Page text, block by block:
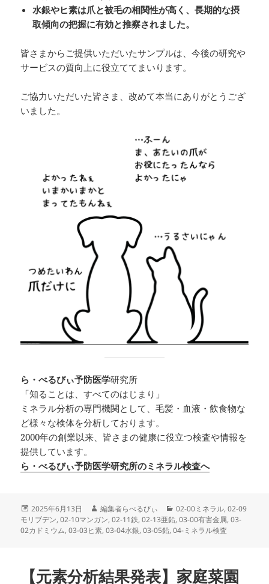
水銀やヒ素は爪と被毛の相関性が高く、長期的な摂
取傾向の把握に有効と推察されました。
皆さまからご提供いただいたサンプルは、今後の研究や
サービスの質向上に役立ててまいります。
ご協力いただいた皆さま、改めて本当にありがとうござ
いました。
ら・べるびぃ予防医学研究所
「知ることは、すべてのはじまり」
ミネラル分析の専門機関として、毛髪・血液・飲食物な
ど様々な検体を分析しております。
2000年の創業以来、皆さまの健康に役立つ検査や情報を
提供しています。
ら・べるびぃ予防医学研究所のミネラル検査へ
投
稿
日:
2025年6月13日
作
成
者
編集者らべるびぃ
カ
テ
ゴ
02-00ミネラル,02-09
モリブデン,02-10マンガン,02-11鉄,02-13亜鉛,03-00有害金属,03-
02カドミウム,03-03ヒ素,03-04水銀,03-05鉛,04-ミネラル検査
【元素分析結果発表】家庭菜園